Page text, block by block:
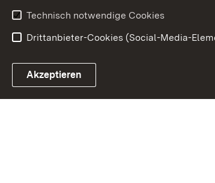
Link zum Landesportal
Technisch notwendige Cookies
Drittanbieter-Cookies (Social-Media-
Akzeptieren